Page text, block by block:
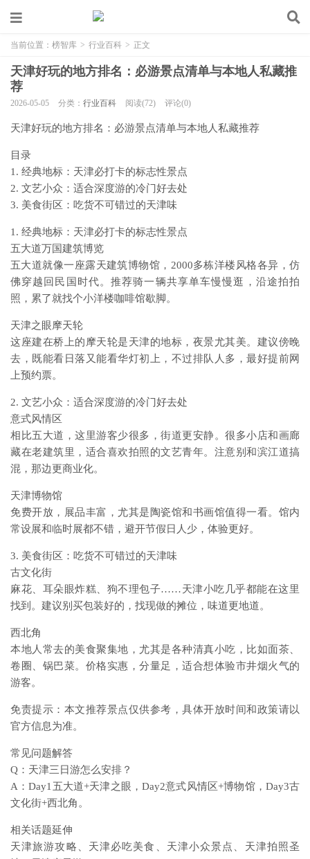
当前位置： 榜智库 > 行业百科 > 正文
天津好玩的地方排名：必游景点清单与本地人私藏推
荐
2026-05-05 分类： 行业百科 阅读(72) 评论(0)
天津好玩的地方排名：必游景点清单与本地人私藏推荐
目录
1. 经典地标：天津必打卡的标志性景点
2. 文艺小众：适合深度游的冷门好去处
3. 美食街区：吃货不可错过的天津味
1. 经典地标：天津必打卡的标志性景点
五大道万国建筑博览
五大道就像一座露天建筑博物馆，2000多栋洋楼风格各异，仿
佛穿越回民国时代。推荐骑一辆共享单车慢慢逛，沿途拍拍
照，累了就找个小洋楼咖啡馆歇脚。
天津之眼摩天轮
这座建在桥上的摩天轮是天津的地标，夜景尤其美。建议傍晚
去，既能看日落又能看华灯初上，不过排队人多，最好提前网
上预约票。
2. 文艺小众：适合深度游的冷门好去处
意式风情区
相比五大道，这里游客少很多，街道更安静。很多小店和画廊
藏在老建筑里，适合喜欢拍照的文艺青年。注意别和滨江道搞
混，那边更商业化。
天津博物馆
免费开放，展品丰富，尤其是陶瓷馆和书画馆值得一看。馆内
常设展和临时展都不错，避开节假日人少，体验更好。
3. 美食街区：吃货不可错过的天津味
古文化街
麻花、耳朵眼炸糕、狗不理包子……天津小吃几乎都能在这里
找到。建议别买包装好的，找现做的摊位，味道更地道。
西北角
本地人常去的美食聚集地，尤其是各种清真小吃，比如面茶、
卷圈、锅巴菜。价格实惠，分量足，适合想体验市井烟火气的
游客。
免责提示：本文推荐景点仅供参考，具体开放时间和政策请以
官方信息为准。
常见问题解答
Q：天津三日游怎么安排？
A：Day1五大道+天津之眼，Day2意式风情区+博物馆，Day3古
文化街+西北角。
相关话题延伸
天津旅游攻略、天津必吃美食、天津小众景点、天津拍照圣